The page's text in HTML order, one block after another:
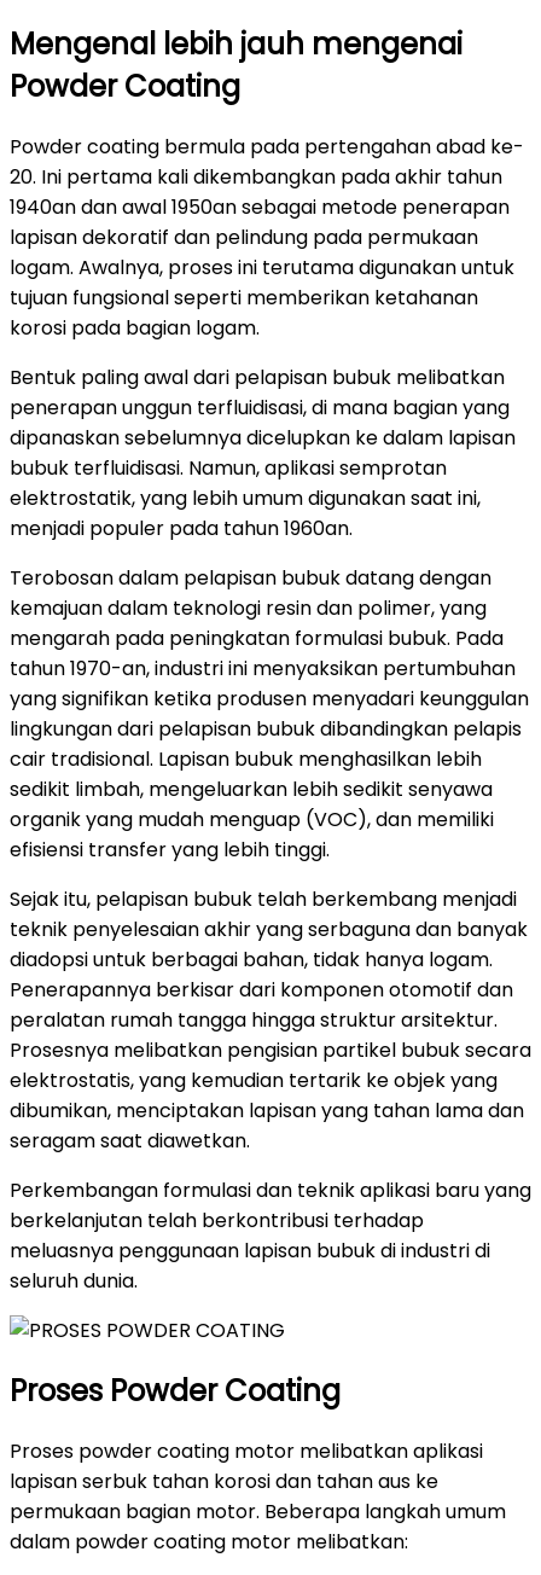
Mengenal lebih jauh mengenai
Powder Coating
Powder coating bermula pada pertengahan abad ke-
20. Ini pertama kali dikembangkan pada akhir tahun
1940an dan awal 1950an sebagai metode penerapan
lapisan dekoratif dan pelindung pada permukaan
logam. Awalnya, proses ini terutama digunakan untuk
tujuan fungsional seperti memberikan ketahanan
korosi pada bagian logam.
Bentuk paling awal dari pelapisan bubuk melibatkan
penerapan unggun terfluidisasi, di mana bagian yang
dipanaskan sebelumnya dicelupkan ke dalam lapisan
bubuk terfluidisasi. Namun, aplikasi semprotan
elektrostatik, yang lebih umum digunakan saat ini,
menjadi populer pada tahun 1960an.
Terobosan dalam pelapisan bubuk datang dengan
kemajuan dalam teknologi resin dan polimer, yang
mengarah pada peningkatan formulasi bubuk. Pada
tahun 1970-an, industri ini menyaksikan pertumbuhan
yang signifikan ketika produsen menyadari keunggulan
lingkungan dari pelapisan bubuk dibandingkan pelapis
cair tradisional. Lapisan bubuk menghasilkan lebih
sedikit limbah, mengeluarkan lebih sedikit senyawa
organik yang mudah menguap (VOC), dan memiliki
efisiensi transfer yang lebih tinggi.
Sejak itu, pelapisan bubuk telah berkembang menjadi
teknik penyelesaian akhir yang serbaguna dan banyak
diadopsi untuk berbagai bahan, tidak hanya logam.
Penerapannya berkisar dari komponen otomotif dan
peralatan rumah tangga hingga struktur arsitektur.
Prosesnya melibatkan pengisian partikel bubuk secara
elektrostatis, yang kemudian tertarik ke objek yang
dibumikan, menciptakan lapisan yang tahan lama dan
seragam saat diawetkan.
Perkembangan formulasi dan teknik aplikasi baru yang
berkelanjutan telah berkontribusi terhadap
meluasnya penggunaan lapisan bubuk di industri di
seluruh dunia.
Proses Powder Coating
Proses powder coating motor melibatkan aplikasi
lapisan serbuk tahan korosi dan tahan aus ke
permukaan bagian motor. Beberapa langkah umum
dalam powder coating motor melibatkan: